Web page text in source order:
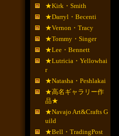
★Kirk・Smith
★Darryl・Becenti
★Vernon・Tracy
★Tommy・Singer
★Lee・Bennett
★Lutricia・Yellowhai
r
★Natasha・Peshlakai
★高名ギャラリー作
品★
★Navajo Art&Crafts G
uild
★Bell・TradingPost